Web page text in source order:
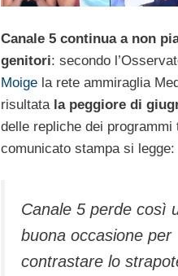
Canale 5 continua a non
genitori: secondo
Moigela rete ammiraglia
risultata la peggiore di
delle repliche dei programmi
comunicato stampa si legge:
Canale 5 perde così
buona occasione per
contrastare lo